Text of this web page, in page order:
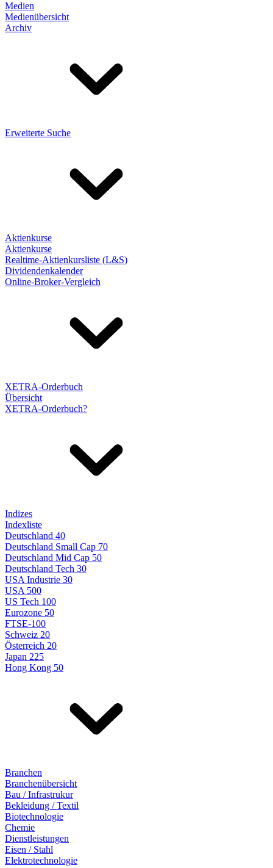
Medien
Medienübersicht
Archiv
Erweiterte Suche
Aktienkurse
Aktienkurse
Realtime-Aktienkursliste (L&S)
Dividendenkalender
Online-Broker-Vergleich
XETRA-Orderbuch
Übersicht
XETRA-Orderbuch?
Indizes
Indexliste
Deutschland 40
Deutschland Small Cap 70
Deutschland Mid Cap 50
Deutschland Tech 30
USA Industrie 30
USA 500
US Tech 100
Eurozone 50
FTSE-100
Schweiz 20
Österreich 20
Japan 225
Hong Kong 50
Branchen
Branchenübersicht
Bau / Infrastrukur
Bekleidung / Textil
Biotechnologie
Chemie
Dienstleistungen
Eisen / Stahl
Elektrotechnologie